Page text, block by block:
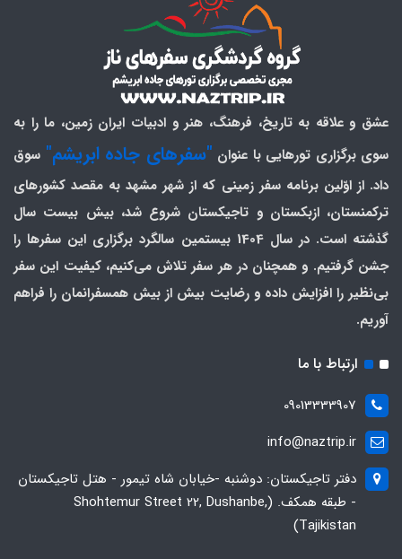
عشق و علاقه به تاریخ، فرهنگ، هنر و ادبیات ایران زمین، ما را به
سوی برگزاری تورهایی با عنوان "سفرهای جاده ابریشم" سوق
داد. از اوّلین برنامه سفر زمینی که از شهر مشهد به مقصد کشورهای
ترکمنستان، ازبکستان و تاجیکستان شروع شد، بیش بیست سال
گذشته است. در سال 1404 بیستمین سالگرد برگزاری این سفرها را
جشن گرفتیم. و همچنان در هر سفر تلاش می‌کنیم، کیفیت این سفر
بی‌نظیر را افزایش داده و رضایت بیش از بیش همسفرانمان را فراهم
آوریم.
ارتباط با ما
09013333907
info@naztrip.ir
دفتر تاجیکستان: دوشنبه -خیابان شاه تیمور - هتل تاجیکستان
- طبقه همکف. (Shohtemur Street 22, Dushanbe,
Tajikistan)